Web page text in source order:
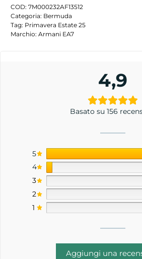
COD: 7M000232AF13512
Categoria: Bermuda
Tag: Primavera Estate 25
Marchio: Armani EA7
4,9
Basato su 156
5
4
3
2
1
Aggiungi una